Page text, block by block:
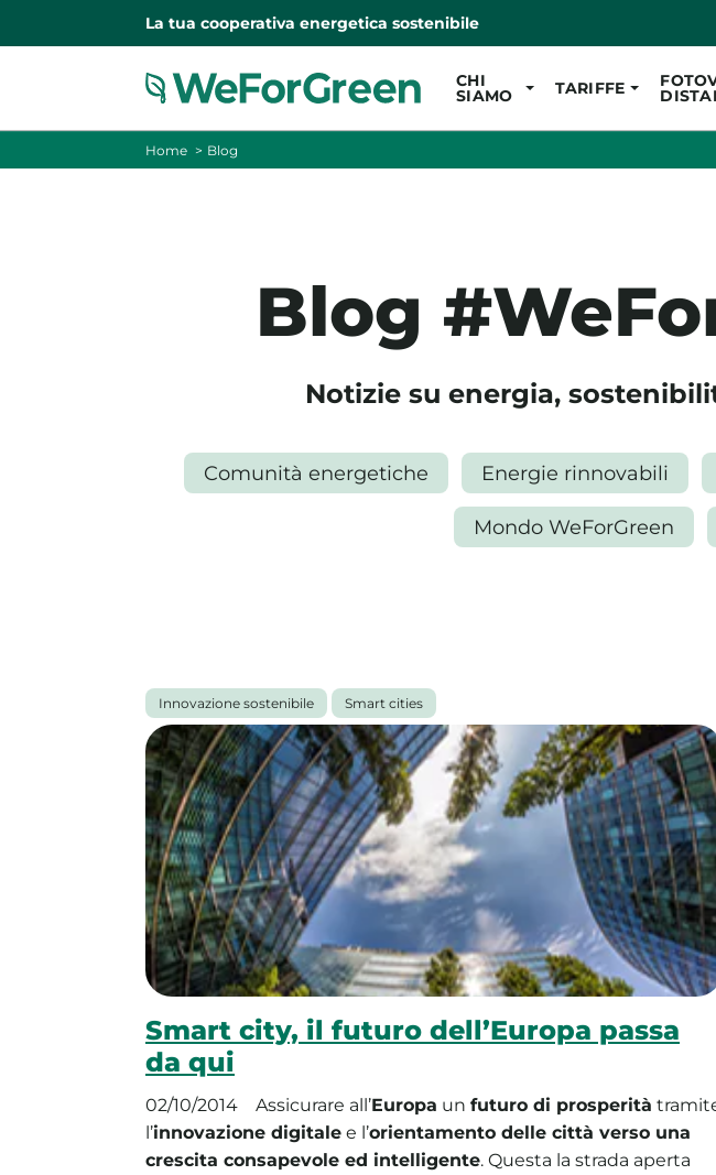
La tua cooperativa energetica sostenibile
CHI
SIAMO TARIFFE
Home Blog
Blog
Notizie su energia,
Comunità energetiche Energie rinnovabili
Mondo WeForGreen
Tutti gli articoli
Innovazione sostenibile Smart cities
Smart city, il futuro dell’Europa passa
da qui
02/10/2014 Assicurare all’Europa un futuro di prosperità
l’innovazione digitale e l’orientamento delle città verso una
crescita consapevole ed intelligente. Questa la strada aperta